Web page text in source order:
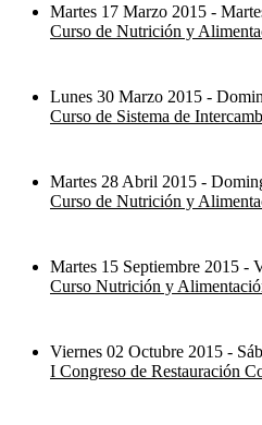
Martes 17 Marzo 2015 -
Curso de Nutrición y
Lunes 30 Marzo 2015 -
Curso de Sistema de
Martes 28 Abril 2015 -
Curso de Nutrición y
Martes 15 Septiembre 2015 -
Curso Nutrición y
Viernes 02 Octubre 2015 -
I Congreso de Restauración